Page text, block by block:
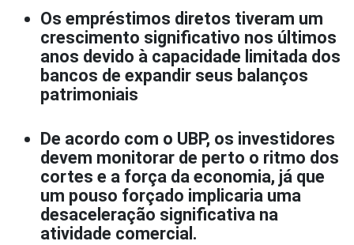
Os empréstimos diretos tiveram um
crescimento significativo nos últimos
anos devido à capacidade limitada dos
bancos de expandir seus balanços
patrimoniais
De acordo com o UBP, os investidores
devem monitorar de perto o ritmo dos
cortes e a força da economia, já que
um pouso forçado implicaria uma
desaceleração significativa na
atividade comercial.